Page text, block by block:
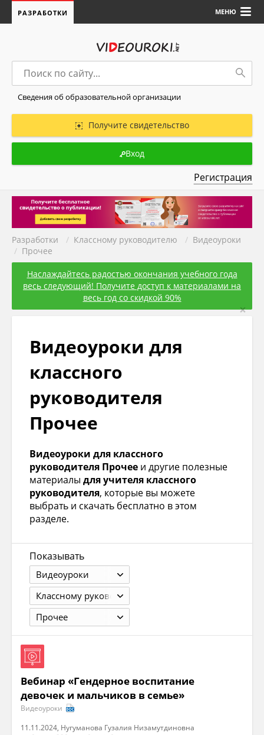
МЕНЮ
РАЗРАБОТКИ
Сведения об образовательной организации
Получите свидетельство
Вход
Регистрация
Разработки / Классному руководителю / Видеоуроки
/ Прочее
Наслаждайтесь радостью окончания учебного года
весь следующий! Получите доступ к материалами на
весь год со скидкой 90%
×
Видеоуроки для
классного
руководителя
Прочее
Видеоуроки для классного
руководителя Прочее и другие полезные
материалы для учителя классного
руководителя, которые вы можете
выбрать и скачать бесплатно в этом
разделе.
Показывать
Видеоуроки
Классному руководителю
Прочее
Вебинар «Гендерное воспитание
девочек и мальчиков в семье»
Видеоуроки
11.11.2024, Нугуманова Гузалия Низамутдиновна